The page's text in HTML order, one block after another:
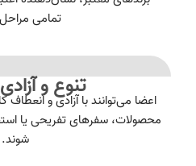
تمامی
تنوع و
اعضا می‌توانند با آزادی و انعطاف
محصولات، سفرهای تفریحی یا
شوند.